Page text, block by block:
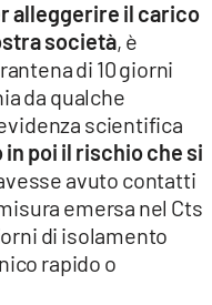
alleggerire il carico
società, è
di 10 giorni
da qualche
scientifica
poi il rischio che si
avuto contatti
emersa nel Cts
di isolamento
rapido o